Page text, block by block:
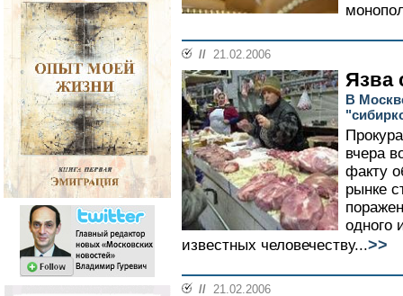
// 21.02.2006
Язва
В
вчера
факту
рынке
одного
известных человечеству...>>
// 21.02.2006